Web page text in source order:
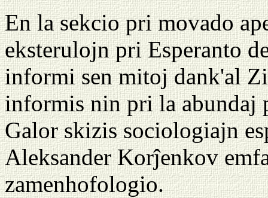
En la sekcio pri movado
eksterulojn pri Esperanto
informi sen mitoj dank'al
informis nin pri la
Galor skizis sociologiajn
Aleksander Korĵenkov
zamenhofologio.